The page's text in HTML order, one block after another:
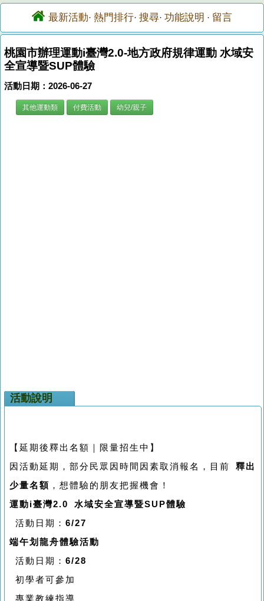
最新活動· 熱門排行· 搜尋· 功能說明 · 留言
桃園市辦理運動i臺灣2.0-地方政府規律運動 水域安
全宣導暨SUP體驗
活動日期：2026-06-27
其他運動類 付費活動 幼兒/親子
活動說明
【延期後釋出名額｜限量招生中】
因活動延期，部分民眾因時間因素取消報名，目前 釋出
少量名額 ，想體驗的朋友把握機會！
運動i臺灣2.0 水域安全宣導暨SUP體驗
活動日期： 6/27
端午划龍舟體驗活動
活動日期： 6/28
初學者可參加
專業教練指導